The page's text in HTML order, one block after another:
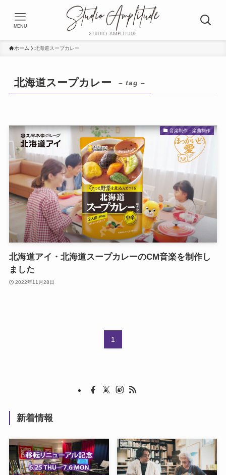
MENU
ホーム 北海道スープカレー
北海道スープカレー – tag –
音楽制作・楽曲制作
北海道アイ・北海道スープカレーのCM音楽を制作し
ました
2022年11月28日
1
新着情報